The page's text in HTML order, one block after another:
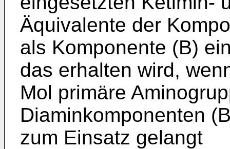
Äquivalente der
als Komponente (B)
das erhalten wird,
Mol primäre
Diaminkomponenten
zum Einsatz gelangt